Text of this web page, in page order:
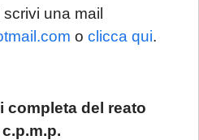
una mail
o clicca qui.
completa del reato